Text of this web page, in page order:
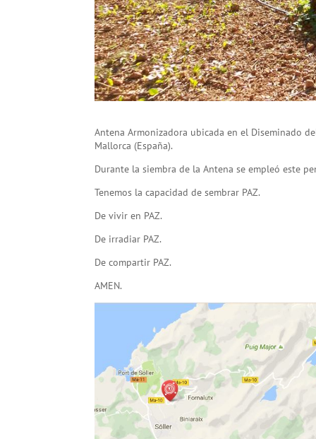
Antena Armonizadora ubicada en el Diseminado
Mallorca (España).
Durante la siembra de la Antena se empleó este
Tenemos la capacidad de sembrar PAZ.
De vivir en PAZ.
De irradiar PAZ.
De compartir PAZ.
AMEN.